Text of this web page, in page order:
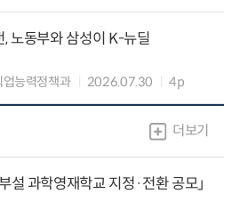
노동부와 삼성이 K-뉴딜
능력정책과 2026.07.30 4p
더보기
설 과학영재학교 지정·전환 공모」